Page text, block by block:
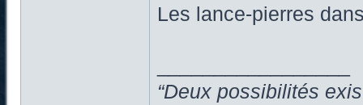
Les lance-pierres
“Deux possibilités